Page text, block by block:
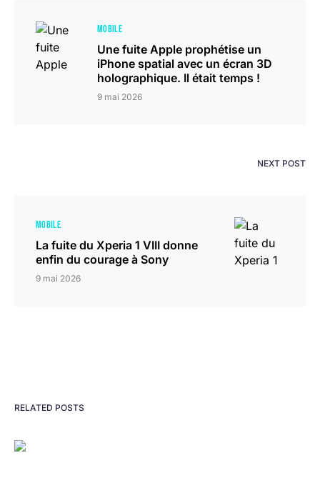
MOBILE
Une fuite Apple prophétise un
iPhone spatial avec un écran 3D
holographique. Il était temps !
9 mai 2026
NEXT POST
MOBILE
La fuite du Xperia 1 VIII donne
enfin du courage à Sony
9 mai 2026
RELATED POSTS